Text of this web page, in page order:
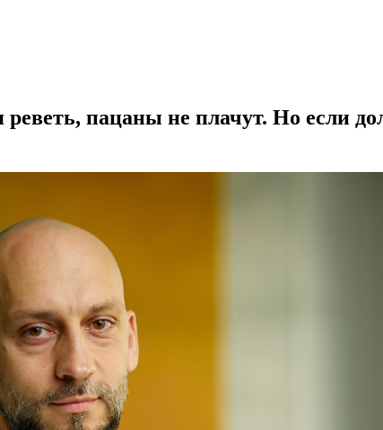
пацаны не плачут. Но если